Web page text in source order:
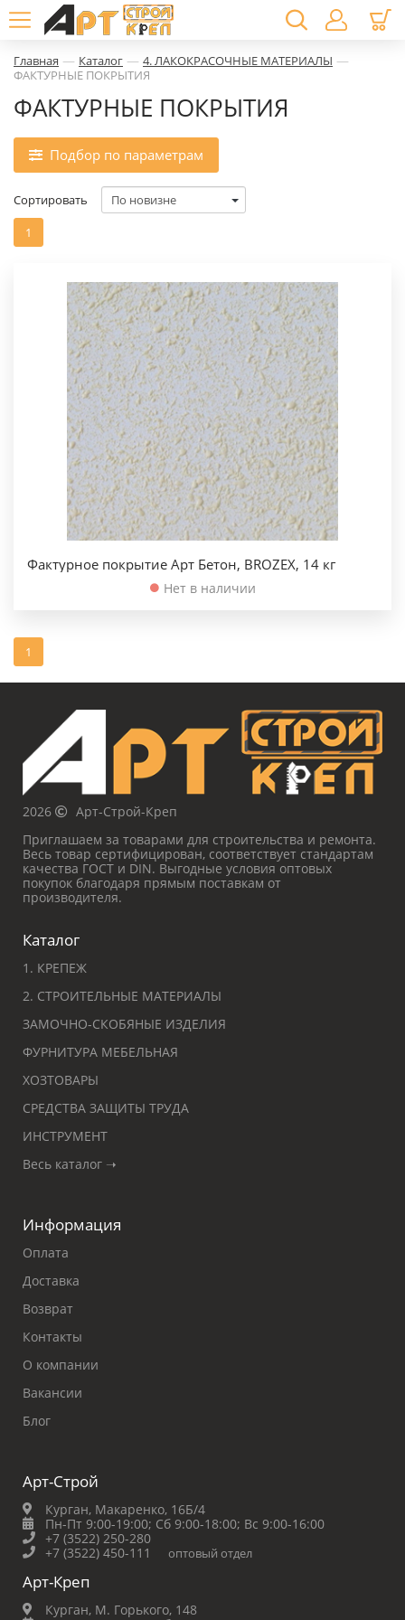
Главная — Каталог — 4. ЛАКОКРАСОЧНЫЕ МАТЕРИАЛЫ —
ФАКТУРНЫЕ ПОКРЫТИЯ
ФАКТУРНЫЕ ПОКРЫТИЯ
Подбор по параметрам
1
Сортировать
Фактурное покрытие Арт Бетон, BROZEX, 14 кг
Нет в наличии
1
2026
Арт-Строй-Креп
Приглашаем за товарами для строительства и ремонта.
Весь товар сертифицирован, соответствует стандартам
качества ГОСТ и DIN. Выгодные условия оптовых
покупок благодаря прямым поставкам от
производителя.
Каталог
1. КРЕПЕЖ
2. СТРОИТЕЛЬНЫЕ МАТЕРИАЛЫ
ЗАМОЧНО-СКОБЯНЫЕ ИЗДЕЛИЯ
ФУРНИТУРА МЕБЕЛЬНАЯ
ХОЗТОВАРЫ
СРЕДСТВА ЗАЩИТЫ ТРУДА
ИНСТРУМЕНТ
Весь каталог ➝
Информация
Оплата
Доставка
Возврат
Контакты
О компании
Вакансии
Блог
Арт-Строй
Курган, Макаренко, 16Б/4
Пн-Пт 9:00-19:00; Сб 9:00-18:00; Вс 9:00-16:00
+7 (3522) 250-280
+7 (3522) 450-111
оптовый отдел
Арт-Креп
Курган, М. Горького, 148